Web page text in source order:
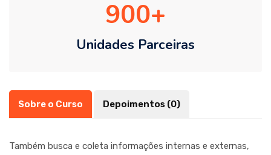
900
Unidades Parceiras
Sobre o Curso Depoimentos (0)
Também busca e coleta informações internas e externas,